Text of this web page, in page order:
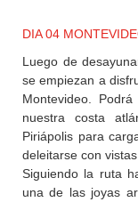
DIA 04
Luego de
se empiezan a
Montevideo.
nuestra costa
Piriápolis para
deleitarse con
Siguiendo la ruta
una de las joyas